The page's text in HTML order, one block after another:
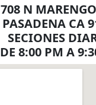
708 N
PASADENA CA
SECIONES
DE 8:00 PM A